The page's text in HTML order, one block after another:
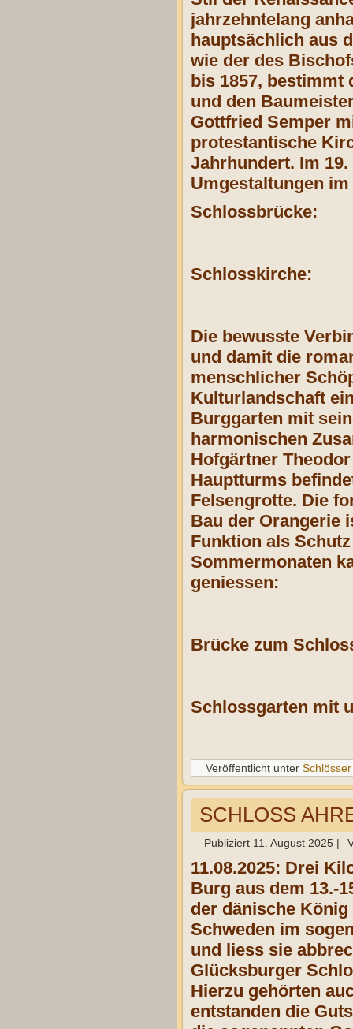
jahrzehntelang
hauptsächlich aus
wie der des
bis 1857, bestimmt
und den
Gottfried Semper
protestantische
Jahrhundert. Im
Umgestaltungen
Schlossbrücke:
Schlosskirche:
Die bewusste
und damit die
menschlicher
Kulturlandschaft
Burggarten mit
harmonischen
Hofgärtner
Hauptturms
Felsengrotte. Die
Bau der Orangerie
Funktion als
Sommermonaten
geniessen:
Brücke zum
Schlossgarten mit
Veröffentlicht unter Schlösser
SCHLOSS
Publiziert 11. August 2025 |
11.08.2025: Drei
Burg aus dem 13.-
der dänische
Schweden im
und liess sie
Glücksburger
Hierzu gehörten
entstanden die